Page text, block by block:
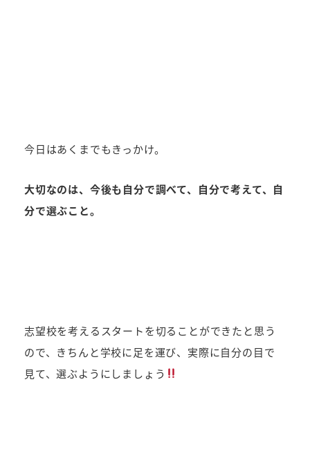
今日はあくまでもきっかけ。
大切なのは、今後も自分で調べて、自分で考えて、自
分で選ぶこと。
志望校を考えるスタートを切ることができたと思う
ので、きちんと学校に足を運び、実際に自分の目で
見て、選ぶようにしましょう